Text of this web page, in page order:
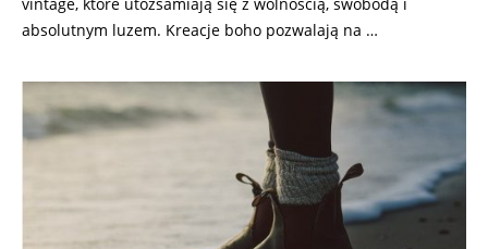
vintage, które utożsamiają się z wolnością, swobodą i
absolutnym luzem. Kreacje boho pozwalają na …